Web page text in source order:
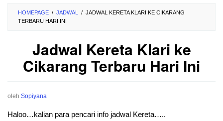
HOMEPAGE / JADWAL / JADWAL KERETA KLARI KE CIKARANG
TERBARU HARI INI
Jadwal Kereta Klari ke
Cikarang Terbaru Hari Ini
oleh Sopiyana
Haloo…kalian para pencari info jadwal Kereta…..